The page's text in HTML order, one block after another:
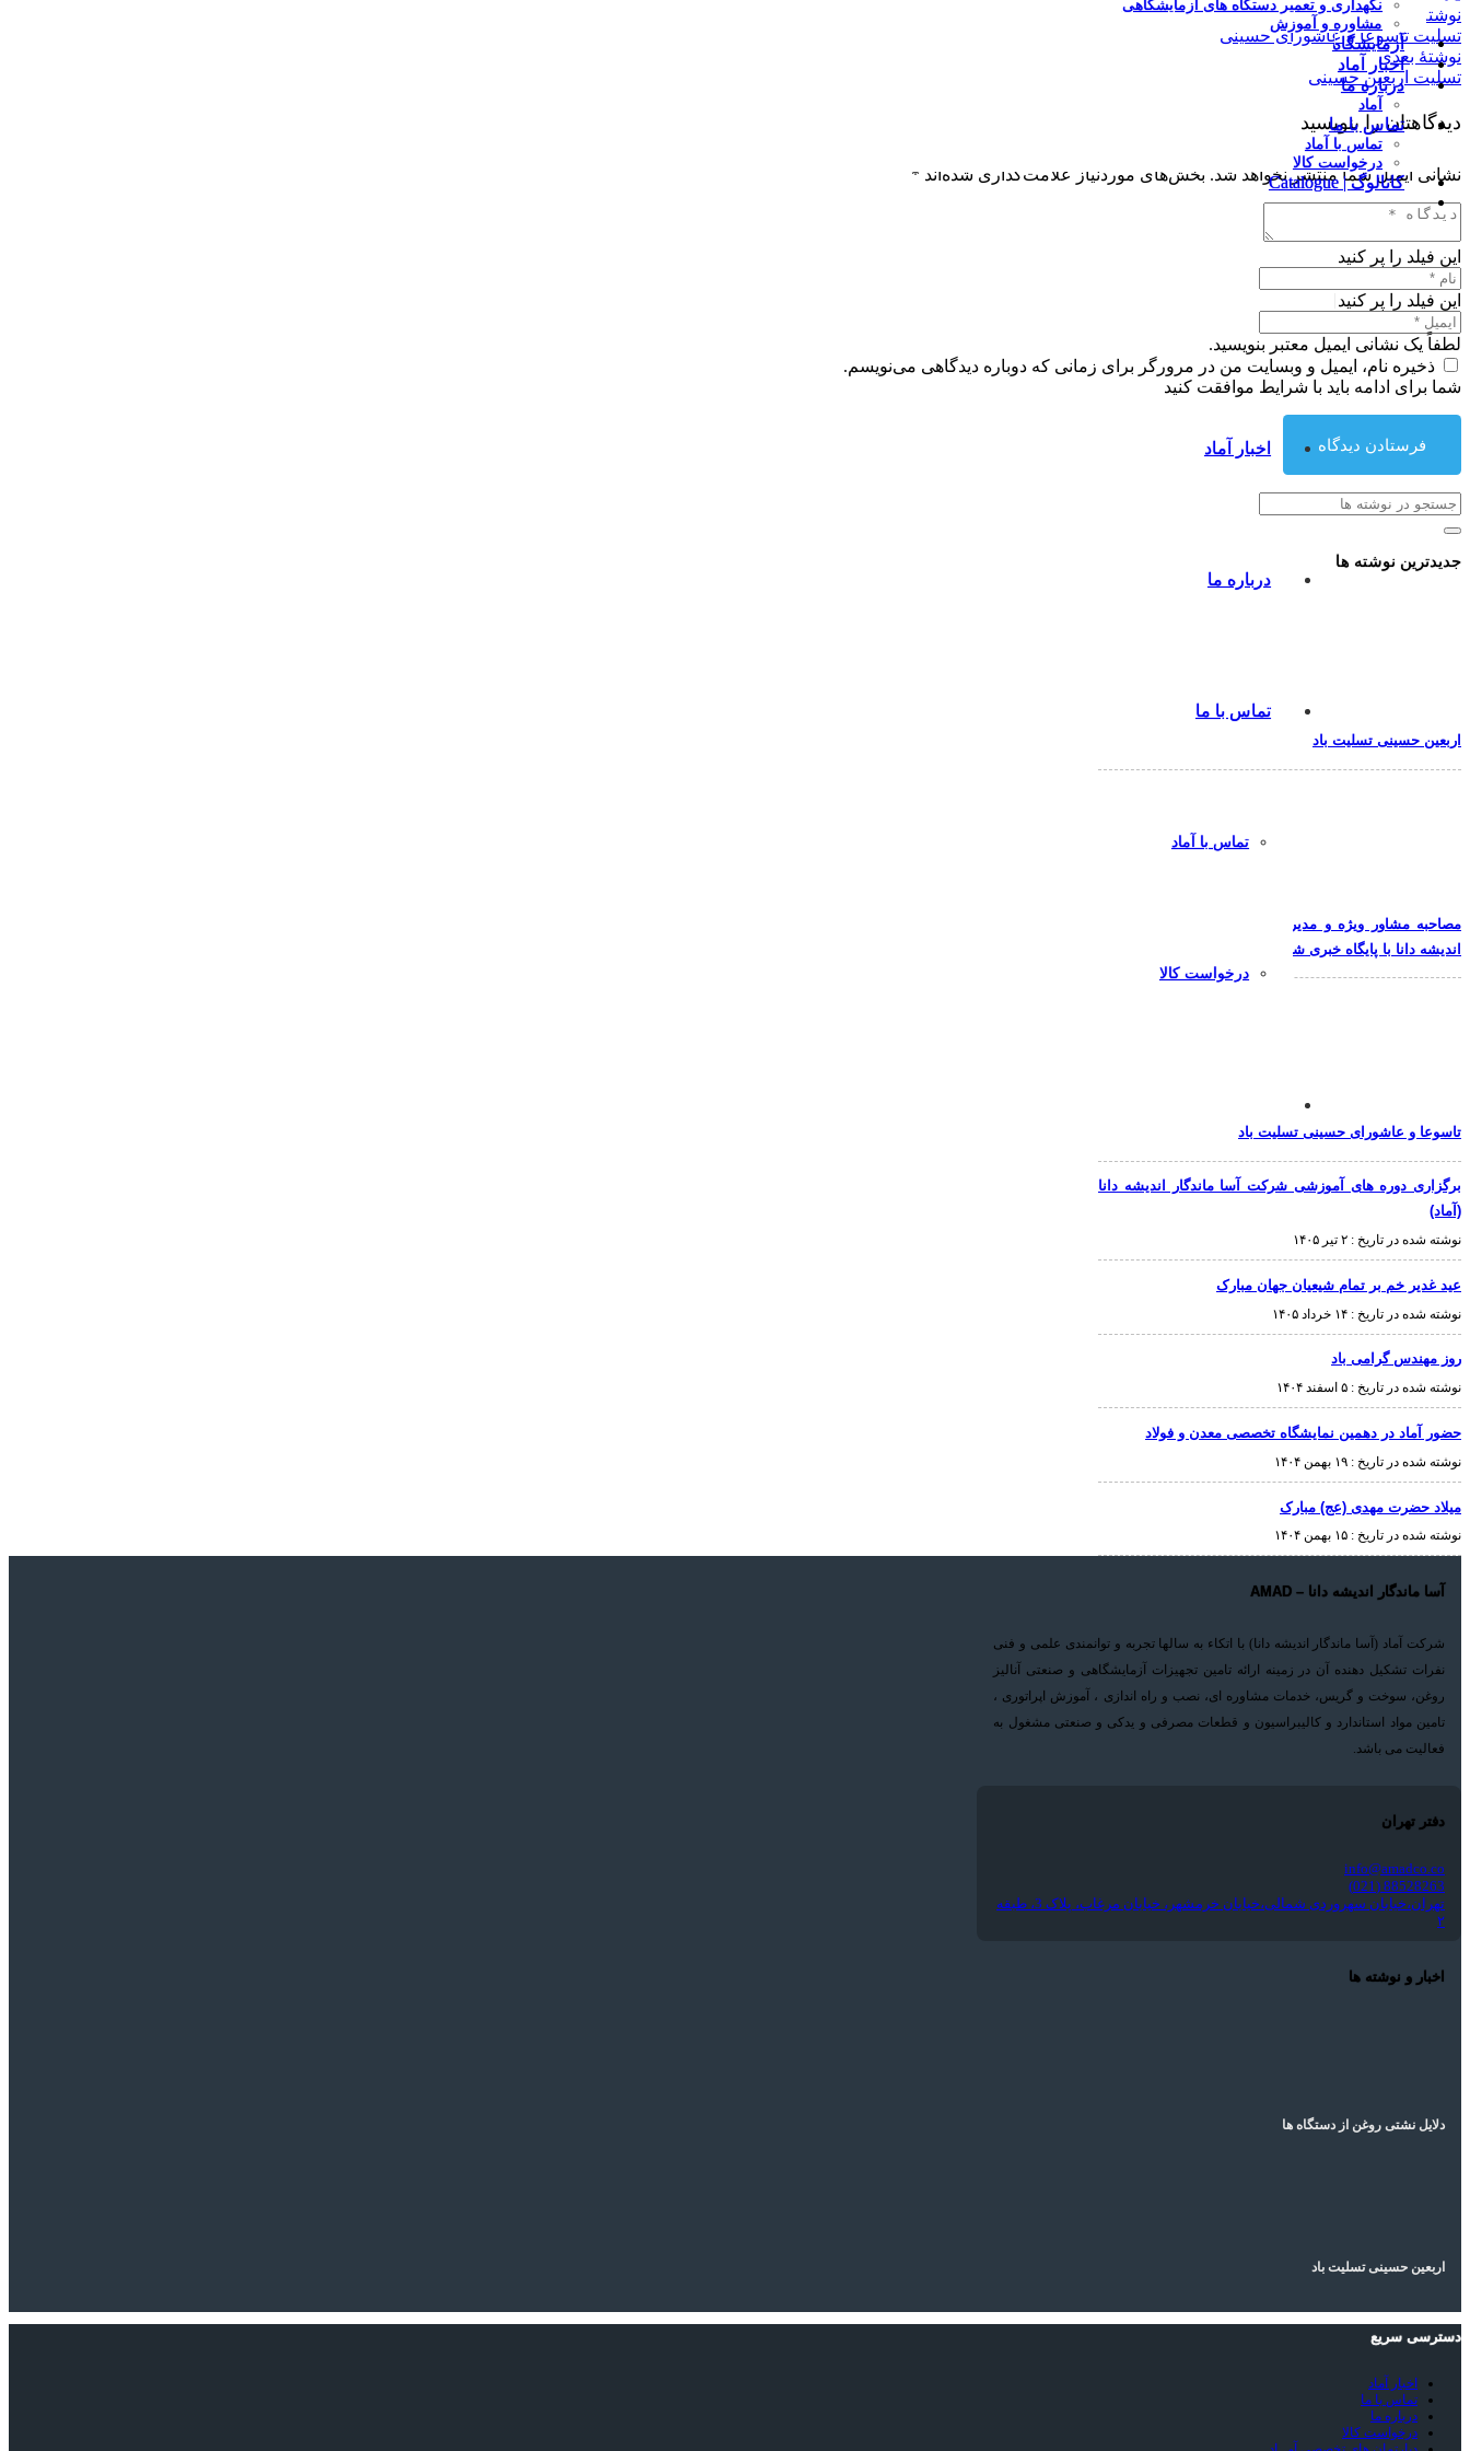
|
اخبار آماد
درباره ما
تماس با ما
تماس با آماد
درخواست کالا
نگهداری و تعمیر دستگاه های آزمایشگاهی
مشاوره و آموزش
آزمایشگاه
اخبار آماد
درباره ما
آماد
تماس با ما
تماس با آماد
درخواست کالا
کاتالوگ | Catalogue
نوشتهٔ پیشین
تسلیت تاسوعا و عاشورای حسینی
نوشتهٔ بعدی
تسلیت اربعین حسینی
دیدگاهتان را بنویسید
نشانی ایمیل شما منتشر نخواهد شد. بخش‌های موردنیاز علامت‌گذاری شده‌اند *
این فیلد را پر کنید
این فیلد را پر کنید
لطفاً یک نشانی ایمیل معتبر بنویسید.
ذخیره نام، ایمیل و وبسایت من در مرورگر برای زمانی که دوباره دیدگاهی می‌نویسم.
شما برای ادامه باید با شرایط موافقت کنید
فرستادن دیدگاه
جدیدترین نوشته ها
اربعین حسینی تسلیت باد
مصاحبه مشاور ویژه و مدیر آزمایشگاه شرکت آسا ماندگار
اندیشه دانا با پایگاه خبری شبکه آزمایشگاهی کشور
تاسوعا و عاشورای حسینی تسلیت باد
برگزاری دوره های آموزشی شرکت آسا ماندگار اندیشه دانا
(آماد)
نوشته شده در تاریخ : ۲ تیر ۱۴۰۵
عید غدیر خم بر تمام شیعیان جهان مبارک
نوشته شده در تاریخ : ۱۴ خرداد ۱۴۰۵
روز مهندس گرامی باد
نوشته شده در تاریخ : ۵ اسفند ۱۴۰۴
حضور آماد در دهمین نمایشگاه تخصصی معدن و فولاد
نوشته شده در تاریخ : ۱۹ بهمن ۱۴۰۴
میلاد حضرت مهدی (عج) مبارک
نوشته شده در تاریخ : ۱۵ بهمن ۱۴۰۴
آسا ماندگار اندیشه دانا – AMAD
شرکت آماد (آسا ماندگار اندیشه دانا) با اتکاء به سالها تجربه و توانمندی علمی و فنی
نفرات تشکیل دهنده آن در زمینه ارائه تامین تجهیزات آزمایشگاهی و صنعتی آنالیز
روغن، سوخت و گریس، خدمات مشاوره ای، نصب و راه اندازی ، آموزش اپراتوری ،
تامین مواد استاندارد و کالیبراسیون و قطعات مصرفی و یدکی و صنعتی مشغول به
فعالیت می باشد.
دفتر تهران
info@amadco.co
88528263 (021)
تهران،خیابان سهروردی شمالی،خیابان خرمشهر، خیابان مرغاب، پلاک 3، طبقه
۲
اخبار و نوشته ها
دلایل نشتی روغن از دستگاه ها
اربعین حسینی تسلیت باد
دسترسی سریع
اخبار آماد
تماس با ما
درباره ما
درخواست کالا